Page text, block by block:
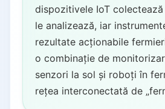
dispozitivele IoT
le analizează, iar
rezultate acționabile
o combinație de
senzori la sol și roboți în
rețea interconectată de